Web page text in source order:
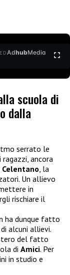
AdhubMedia
scuola di
dalla
serrato le
ancora
, la
Un allievo
in
rischiare il
ha dunque fatto
alcuni allievi.
del fatto
di Amici. Per
in studio e